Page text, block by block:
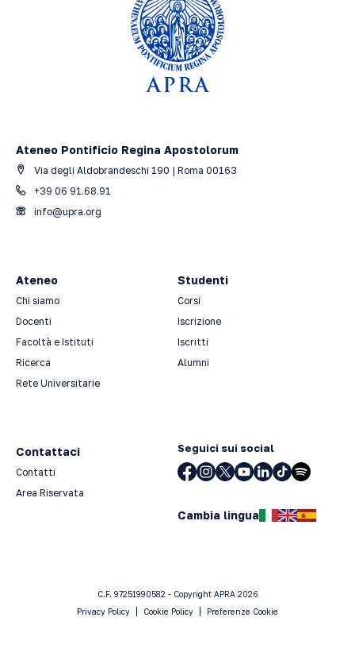
Ateneo Pontificio Regina Apostolorum
Via degli Aldobrandeschi 190 | Roma 00163
+39 06 91.68.91
info@upra.org
Ateneo
Chi siamo
Docenti
Facoltà e Istituti
Ricerca
Rete Universitarie
Studenti
Corsi
Iscrizione
Iscritti
Alumni
Contattaci
Contatti
Area Riservata
Seguici sui social
Cambia lingua
C.F. 97251990582 - Copyright APRA 2026
Privacy Policy
Cookie Policy Preferenze Cookie